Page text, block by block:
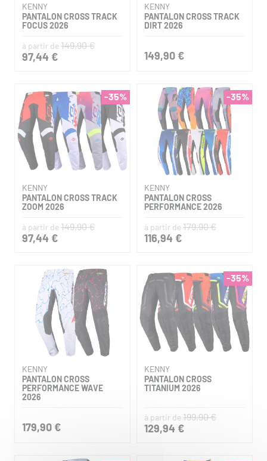
KENNY
PANTALON CROSS TRACK
FOCUS 2026
à partir de149,90 €
97,44 €
KENNY
PANTALON CROSS TRACK
DIRT 2026
149,90 €
-35%
KENNY
PANTALON CROSS TRACK
ZOOM 2026
à partir de149,90 €
97,44 €
-35%
KENNY
PANTALON CROSS
PERFORMANCE 2026
à partir de179,90 €
116,94 €
KENNY
PANTALON CROSS
PERFORMANCE WAVE
2026
179,90 €
-35%
KENNY
PANTALON CROSS
TITANIUM 2026
à partir de199,90 €
129,94 €